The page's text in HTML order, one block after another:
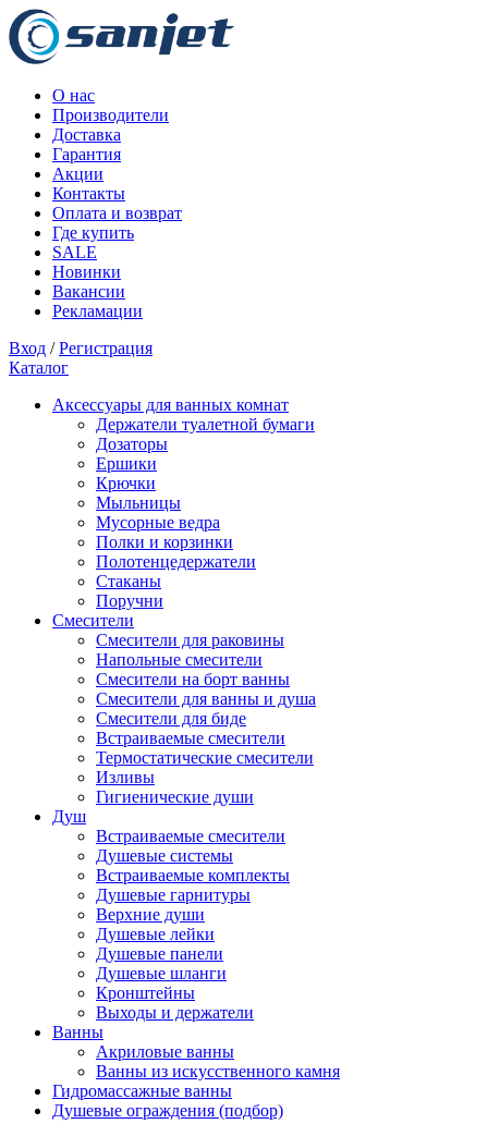
О нас
Производители
Доставка
Гарантия
Акции
Контакты
Оплата и возврат
Где купить
SALE
Новинки
Вакансии
Рекламации
Вход /Регистрация
Каталог
Аксессуары для ванных комнат
Держатели туалетной бумаги
Дозаторы
Ершики
Крючки
Мыльницы
Мусорные ведра
Полки и корзинки
Полотенцедержатели
Стаканы
Поручни
Смесители
Смесители для раковины
Напольные смесители
Смесители на борт ванны
Смесители для ванны и душа
Смесители для биде
Встраиваемые смесители
Термостатические смесители
Изливы
Гигиенические души
Душ
Встраиваемые смесители
Душевые системы
Встраиваемые комплекты
Душевые гарнитуры
Верхние души
Душевые лейки
Душевые панели
Душевые шланги
Кронштейны
Выходы и держатели
Ванны
Акриловые ванны
Ванны из искусственного камня
Гидромассажные ванны
Душевые ограждения (подбор)